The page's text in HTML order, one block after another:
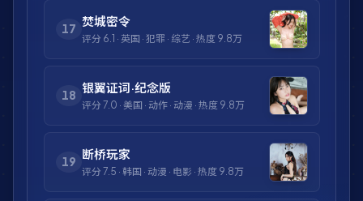
17
焚城密令
评分 6.1 · 英国 · 犯罪 · 综艺 · 热度 9.8万
18
银翼证词·纪念版
评分 7.0 · 美国 · 动作 · 动漫 · 热度 9.8万
19
断桥玩家
评分 7.5 · 韩国 · 动漫 · 电影 · 热度 9.8万